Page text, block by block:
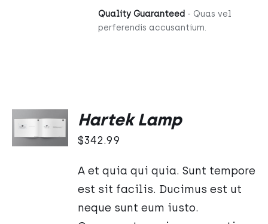
Quality Guaranteed - Quas vel
perferendis accusantium.
DO
KOSZYKA
/
Hartek Lamp
$342.99
A et quia qui quia. Sunt tempore
est sit facilis. Ducimus est ut
neque sunt eum iusto.